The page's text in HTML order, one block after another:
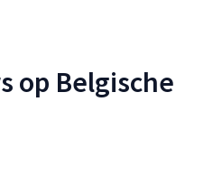
op Belgische